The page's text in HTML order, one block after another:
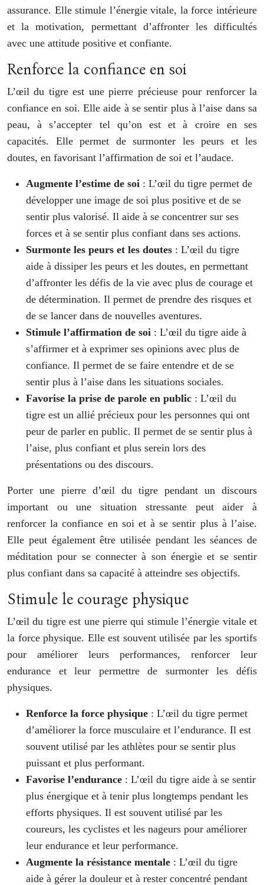
assurance. Elle stimule l’énergie vitale, la force intérieure
et la motivation, permettant d’affronter les difficultés
avec une attitude positive et confiante.
Renforce la confiance en soi
L’œil du tigre est une pierre précieuse pour renforcer la
confiance en soi. Elle aide à se sentir plus à l’aise dans sa
peau, à s’accepter tel qu’on est et à croire en ses
capacités. Elle permet de surmonter les peurs et les
doutes, en favorisant l’affirmation de soi et l’audace.
Augmente l’estime de soi : L’œil du tigre permet de
développer une image de soi plus positive et de se
sentir plus valorisé. Il aide à se concentrer sur ses
forces et à se sentir plus confiant dans ses actions.
Surmonte les peurs et les doutes : L’œil du tigre
aide à dissiper les peurs et les doutes, en permettant
d’affronter les défis de la vie avec plus de courage et
de détermination. Il permet de prendre des risques et
de se lancer dans de nouvelles aventures.
Stimule l’affirmation de soi : L’œil du tigre aide à
s’affirmer et à exprimer ses opinions avec plus de
confiance. Il permet de se faire entendre et de se
sentir plus à l’aise dans les situations sociales.
Favorise la prise de parole en public : L’œil du
tigre est un allié précieux pour les personnes qui ont
peur de parler en public. Il permet de se sentir plus à
l’aise, plus confiant et plus serein lors des
présentations ou des discours.
Porter une pierre d’œil du tigre pendant un discours
important ou une situation stressante peut aider à
renforcer la confiance en soi et à se sentir plus à l’aise.
Elle peut également être utilisée pendant les séances de
méditation pour se connecter à son énergie et se sentir
plus confiant dans sa capacité à atteindre ses objectifs.
Stimule le courage physique
L’œil du tigre est une pierre qui stimule l’énergie vitale et
la force physique. Elle est souvent utilisée par les sportifs
pour améliorer leurs performances, renforcer leur
endurance et leur permettre de surmonter les défis
physiques.
Renforce la force physique : L’œil du tigre permet
d’améliorer la force musculaire et l’endurance. Il est
souvent utilisé par les athlètes pour se sentir plus
puissant et plus performant.
Favorise l’endurance : L’œil du tigre aide à se sentir
plus énergique et à tenir plus longtemps pendant les
efforts physiques. Il est souvent utilisé par les
coureurs, les cyclistes et les nageurs pour améliorer
leur endurance et leur performance.
Augmente la résistance mentale : L’œil du tigre
aide à gérer la douleur et à rester concentré pendant